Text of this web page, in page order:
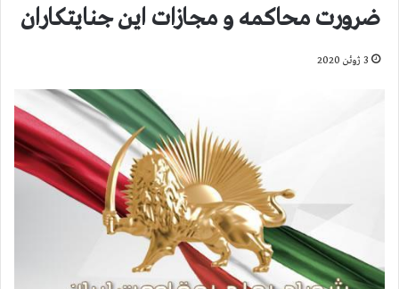
ضرورت محاکمه و مجازات این جنایتکاران
3 ژوئن 2020